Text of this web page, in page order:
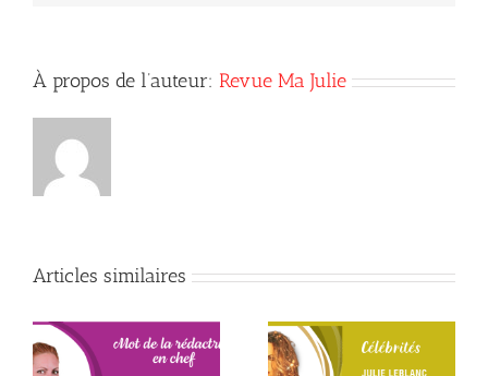
À propos de l’auteur: Revue Ma Julie
Articles similaires